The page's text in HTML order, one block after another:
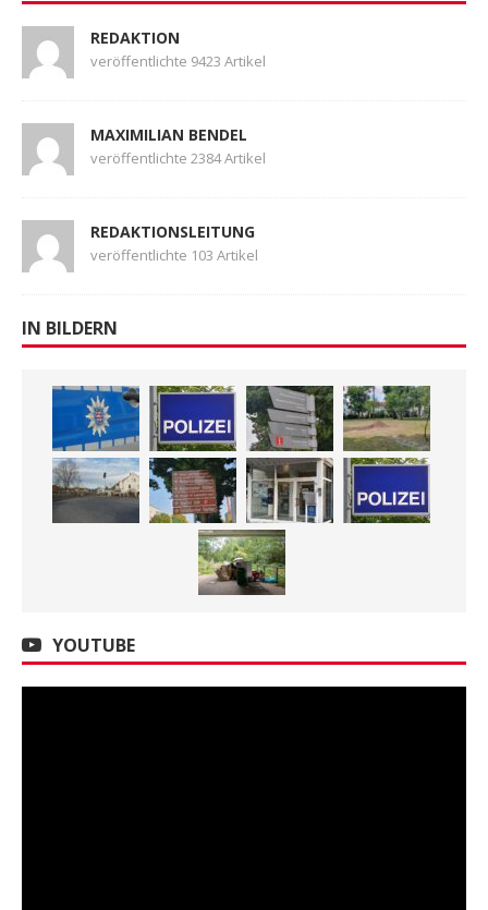
REDAKTION
veröffentlichte 9423 Artikel
MAXIMILIAN BENDEL
veröffentlichte 2384 Artikel
REDAKTIONSLEITUNG
veröffentlichte 103 Artikel
IN BILDERN
YOUTUBE